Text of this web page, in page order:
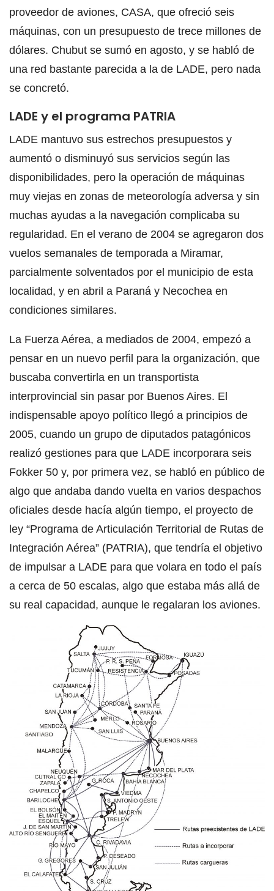
proveedor de aviones, CASA, que ofreció seis
máquinas, con un presupuesto de trece millones de
dólares. Chubut se sumó en agosto, y se habló de
una red bastante parecida a la de LADE, pero nada
se concretó.
LADE y el programa PATRIA
LADE mantuvo sus estrechos presupuestos y
aumentó o disminuyó sus servicios según las
disponibilidades, pero la operación de máquinas
muy viejas en zonas de meteorología adversa y sin
muchas ayudas a la navegación complicaba su
regularidad. En el verano de 2004 se agregaron dos
vuelos semanales de temporada a Miramar,
parcialmente solventados por el municipio de esta
localidad, y en abril a Paraná y Necochea en
condiciones similares.
La Fuerza Aérea, a mediados de 2004, empezó a
pensar en un nuevo perfil para la organización, que
buscaba convertirla en un transportista
interprovincial sin pasar por Buenos Aires. El
indispensable apoyo político llegó a principios de
2005, cuando un grupo de diputados patagónicos
realizó gestiones para que LADE incorporara seis
Fokker 50 y, por primera vez, se habló en público de
algo que andaba dando vuelta en varios despachos
oficiales desde hacía algún tiempo, el proyecto de
ley “Programa de Articulación Territorial de Rutas de
Integración Aérea” (PATRIA), que tendría el objetivo
de impulsar a LADE para que volara en todo el país
a cerca de 50 escalas, algo que estaba más allá de
su real capacidad, aunque le regalaran los aviones.